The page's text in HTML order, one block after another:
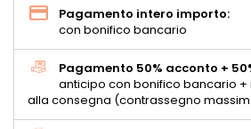
Pagamento intero importo:
con bonifico bancario
Pagamento 50% acconto +
anticipo con bonifico bancario +
alla consegna (contrassegno